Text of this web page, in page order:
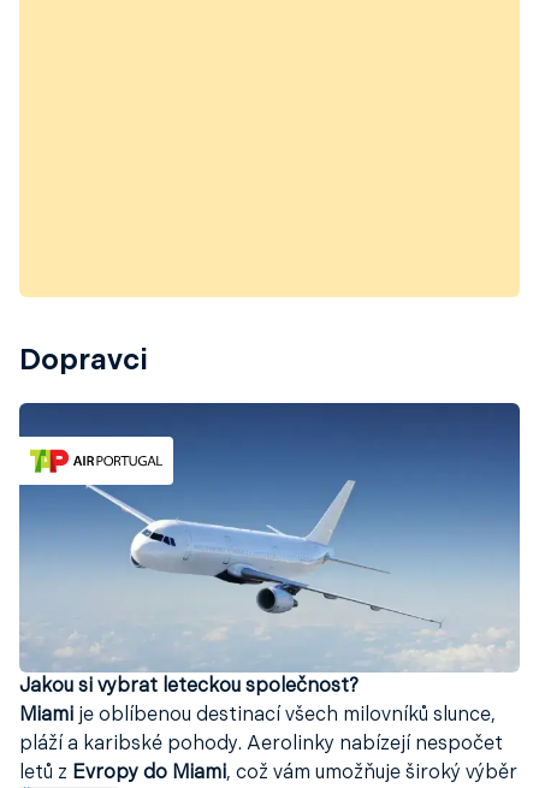
Dopravci
Jakou si vybrat leteckou společnost?
Miami je oblíbenou destinací všech milovníků slunce,
pláží a karibské pohody. Aerolinky nabízejí nespočet
letů z Evropy do Miami, což vám umožňuje široký výběr